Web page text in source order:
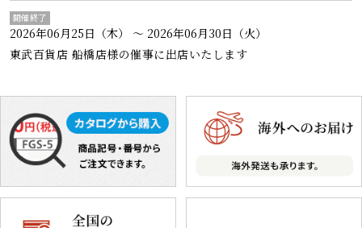
開催終了
2026年06月25日（木） ～ 2026年06月30日（火）
東武百貨店 船橋店様の催事に出店いたします